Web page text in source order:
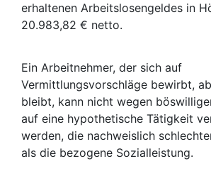
erhaltenen Arbeitslosengeldes in
20.983,82 € netto.
Ein Arbeitnehmer, der sich auf
Vermittlungsvorschläge bewirbt,
bleibt, kann nicht wegen
auf eine hypothetische Tätigkeit
werden, die nachweislich
als die bezogene Sozialleistung.